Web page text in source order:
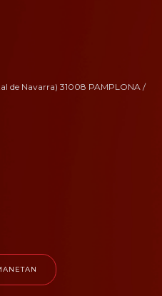
de Navarra) 31008 PAMPLONA /